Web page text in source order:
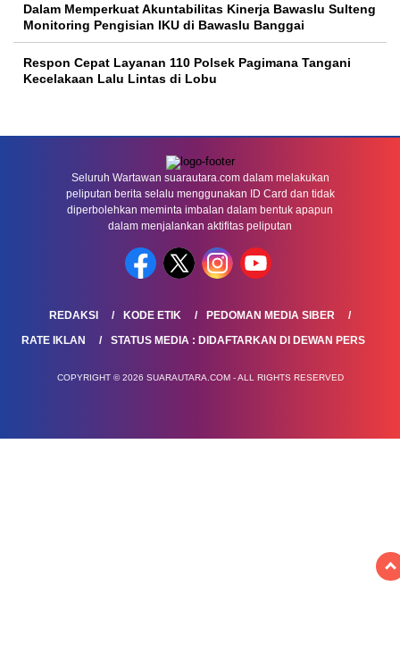
Dalam Memperkuat Akuntabilitas Kinerja Bawaslu Sulteng
Monitoring Pengisian IKU di Bawaslu Banggai
Respon Cepat Layanan 110 Polsek Pagimana Tangani
Kecelakaan Lalu Lintas di Lobu
Seluruh Wartawan suarautara.com dalam melakukan
peliputan berita selalu menggunakan ID Card dan tidak
diperbolehkan meminta imbalan dalam bentuk apapun
dalam menjalankan aktifitas peliputan
REDAKSI KODE ETIK
PEDOMAN MEDIA SIBER
RATE IKLAN
STATUS MEDIA : DIDAFTARKAN DI DEWAN PERS
COPYRIGHT © 2026 SUARAUTARA.COM - ALL RIGHTS RESERVED